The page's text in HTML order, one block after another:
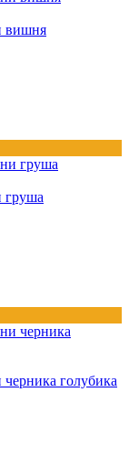
вишня
груша
голубика